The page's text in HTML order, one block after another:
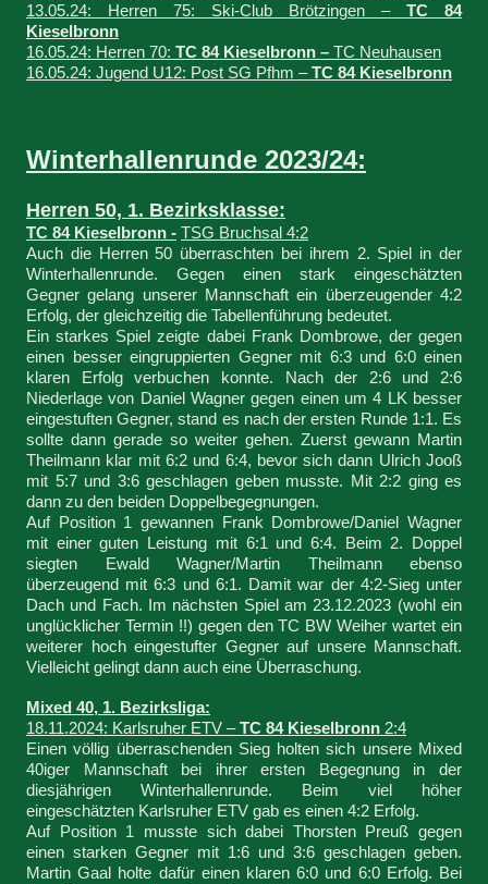
13.05.24: Herren 75: Ski-Club Brötzingen – TC 84
Kieselbronn
16.05.24: Herren 70: TC 84 Kieselbronn – TC Neuhausen
16.05.24: Jugend U12: Post SG Pfhm –TC 84 Kieselbronn
Winterhallenrunde 2023/24:
Herren 50, 1. Bezirksklasse:
TC 84 Kieselbronn - TSG Bruchsal 4:2
Auch die Herren 50 überraschten bei ihrem 2. Spiel in der
Winterhallenrunde. Gegen einen stark eingeschätzten
Gegner gelang unserer Mannschaft ein überzeugender 4:2
Erfolg, der gleichzeitig die Tabellenführung bedeutet.
Ein starkes Spiel zeigte dabei Frank Dombrowe, der gegen
einen besser eingruppierten Gegner mit 6:3 und 6:0 einen
klaren Erfolg verbuchen konnte. Nach der 2:6 und 2:6
Niederlage von Daniel Wagner gegen einen um 4 LK besser
eingestuften Gegner, stand es nach der ersten Runde 1:1. Es
sollte dann gerade so weiter gehen. Zuerst gewann Martin
Theilmann klar mit 6:2 und 6:4, bevor sich dann Ulrich Jooß
mit 5:7 und 3:6 geschlagen geben musste. Mit 2:2 ging es
dann zu den beiden Doppelbegegnungen.
Auf Position 1 gewannen Frank Dombrowe/Daniel Wagner
mit einer guten Leistung mit 6:1 und 6:4. Beim 2. Doppel
siegten Ewald Wagner/Martin Theilmann ebenso
überzeugend mit 6:3 und 6:1. Damit war der 4:2-Sieg unter
Dach und Fach. Im nächsten Spiel am 23.12.2023 (wohl ein
unglücklicher Termin !!) gegen den TC BW Weiher wartet ein
weiterer hoch eingestufter Gegner auf unsere Mannschaft.
Vielleicht gelingt dann auch eine Überraschung.
Mixed 40, 1. Bezirksliga:
18.11.2024: Karlsruher ETV –TC 84 Kieselbronn 2:4
Einen völlig überraschenden Sieg holten sich unsere Mixed
40iger Mannschaft bei ihrer ersten Begegnung in der
diesjährigen Winterhallenrunde. Beim viel höher
eingeschätzten Karlsruher ETV gab es einen 4:2 Erfolg.
Auf Position 1 musste sich dabei Thorsten Preuß gegen
einen starken Gegner mit 1:6 und 3:6 geschlagen geben.
Martin Gaal holte dafür einen klaren 6:0 und 6:0 Erfolg. Bei